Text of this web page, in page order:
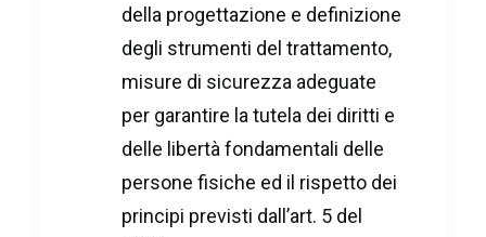
della progettazione e definizione
degli strumenti del trattamento,
misure di sicurezza adeguate
per garantire la tutela dei diritti e
delle libertà fondamentali delle
persone fisiche ed il rispetto dei
principi previsti dall’art. 5 del